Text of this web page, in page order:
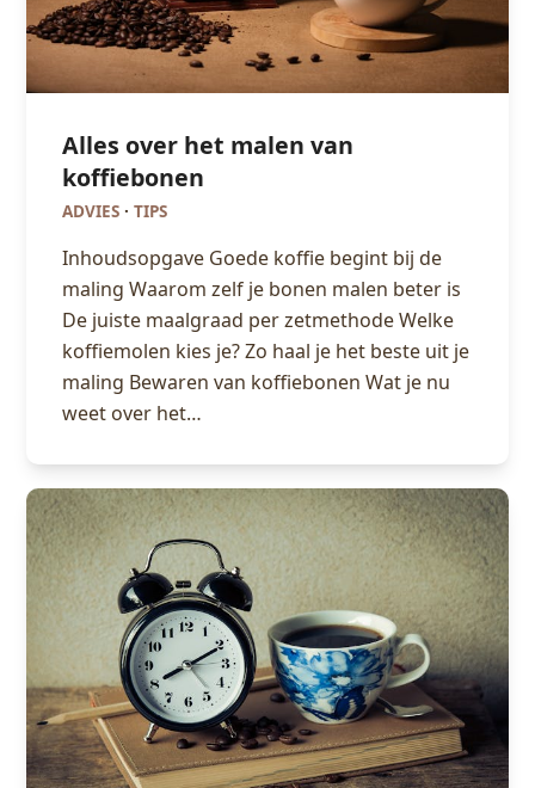
Alles over het malen van
koffiebonen
ADVIES ·TIPS
Inhoudsopgave Goede koffie begint bij de
maling Waarom zelf je bonen malen beter is
De juiste maalgraad per zetmethode Welke
koffiemolen kies je? Zo haal je het beste uit je
maling Bewaren van koffiebonen Wat je nu
weet over het…